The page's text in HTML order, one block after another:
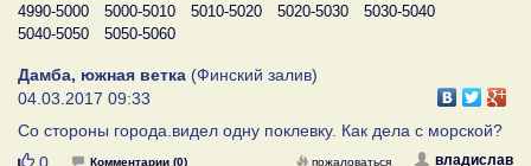
4990-5000
5000-5010 5010-5020 5020-5030
5030-5040
5040-5050
5050-5060
Дамба, южная ветка (Финский залив)
04.03.2017 09:33
Со стороны города.видел одну поклевку. Как дела с морской?
Нравится
0 Комментарии (0) владислав
пожаловаться